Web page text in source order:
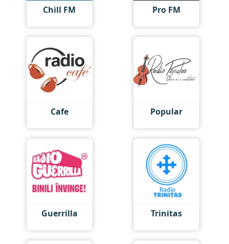
Chill FM Pro FM
Cafe Popular
Guerrilla Trinitas